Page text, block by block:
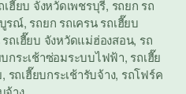
เฮี๊ยบ จังหวัดเพชรบุรี, รถยก รถ
บูรณ์, รถยก รถเครน รถเฮี๊ยบ
รถเฮี๊ยบ จังหวัดแม่ฮ่องสอน, รถ
บกระเช้าซ่อมระบบไฟฟ้า, รถเฮี๊ย
, รถเฮี๊ยบกระเช้ารับจ้าง, รถโฟร์ค